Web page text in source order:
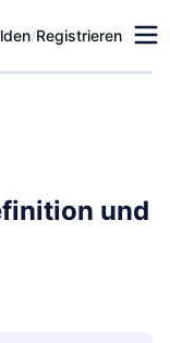
/Registrieren
und